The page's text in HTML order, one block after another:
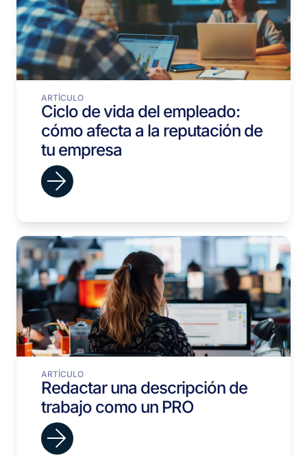
ARTÍCULO
Ciclo de vida del empleado:
cómo afecta a la reputación de
tu empresa
ARTÍCULO
Redactar una descripción de
trabajo como un PRO